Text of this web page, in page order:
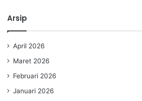
Arsip
April 2026
Maret 2026
Februari 2026
Januari 2026